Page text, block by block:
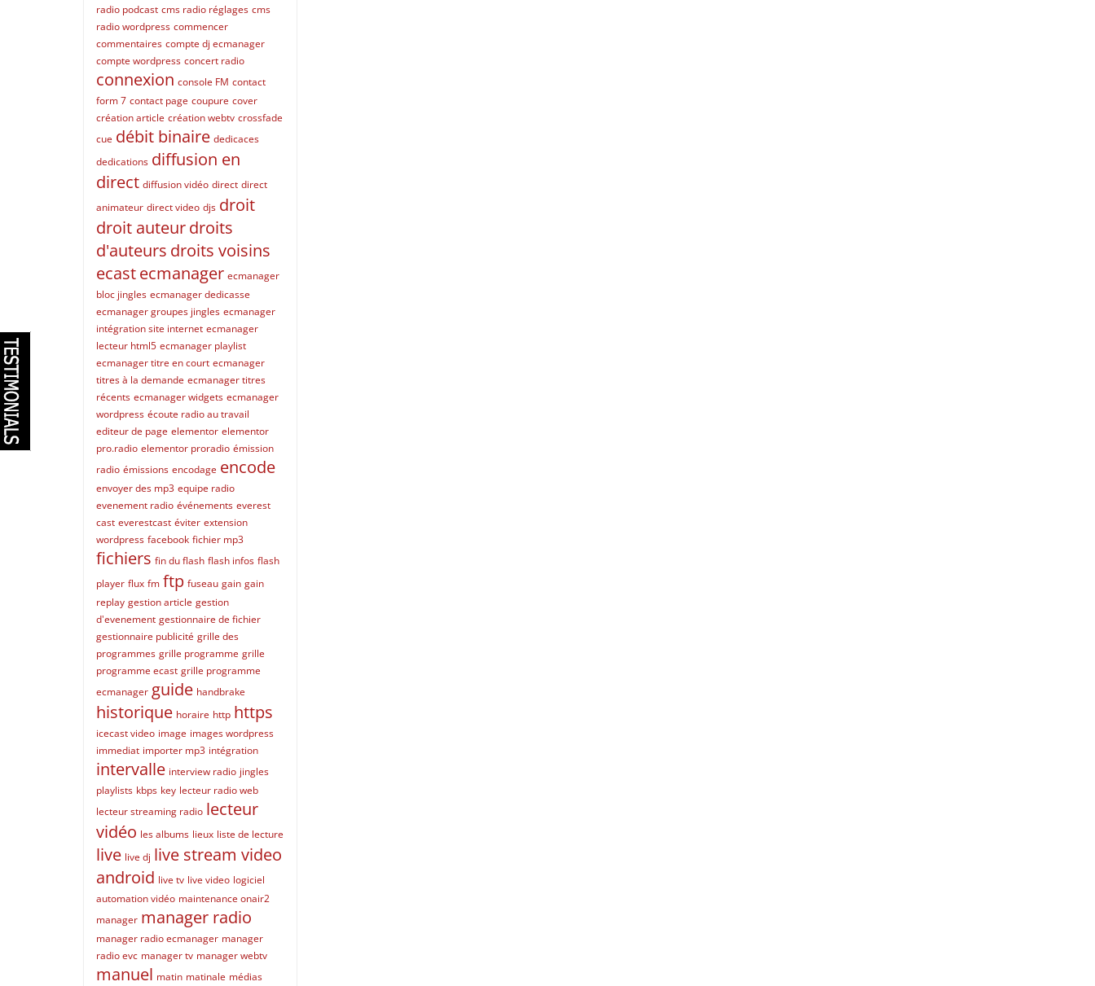
radio podcast cms radio réglages cms
radio wordpress commencer
commentaires compte dj ecmanager
compte wordpress concert radio
connexion console FM contact
form 7 contact page coupure cover
création article création webtv crossfade
cue débit binaire dedicaces
dedications diffusion en
direct diffusion vidéo direct direct
animateur direct video djs droit
droit auteurdroits
d'auteurs droits voisins
ecastecmanager ecmanager
bloc jingles ecmanager dedicasse
ecmanager groupes jingles ecmanager
intégration site internet ecmanager
lecteur html5 ecmanager playlist
ecmanager titre en court ecmanager
titres à la demande ecmanager titres
récents ecmanager widgets ecmanager
wordpress écoute radio au travail
editeur de page elementor elementor
pro.radio elementor proradio émission
radio émissions encodage encode
envoyer des mp3 equipe radio
evenement radio événements everest
cast everestcast éviter extension
wordpress facebook fichier mp3
fichiers fin du flash flash infos flash
player flux fm ftp fuseau gain gain
replay gestion article gestion
d'evenement gestionnaire de fichier
gestionnaire publicité grille des
programmes grille programme grille
programme ecast grille programme
ecmanager guide handbrake
historique horaire http https
icecast video image images wordpress
immediat importer mp3 intégration
intervalle interview radio jingles
playlists kbps key lecteur radio web
lecteur streaming radio lecteur
vidéo les albums lieux liste de lecture
live live dj live stream video
android live tv live video logiciel
automation vidéo maintenance onair2
manager manager radio
manager radio ecmanager manager
radio evc manager tv manager webtv
manuel matin matinale médias